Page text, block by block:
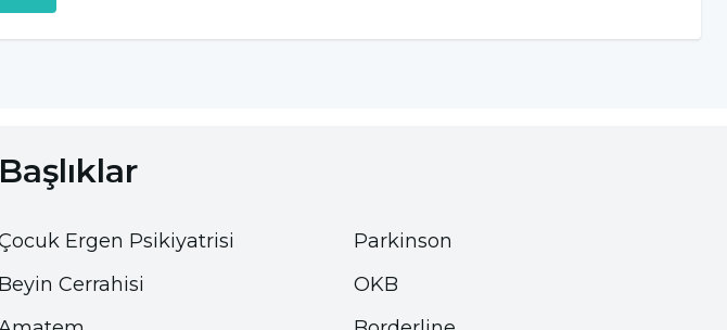
düzgün
B6 vitamini fındık
Çünkü fındık,
Ergen Psikiyatrisi
Beyin Cerrahisi
Parkinson
OKB